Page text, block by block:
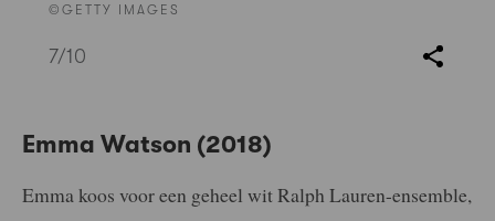
©GETTY IMAGES
7/10
Emma Watson (2018)
Emma koos voor een geheel wit Ralph Lauren-ensemble,